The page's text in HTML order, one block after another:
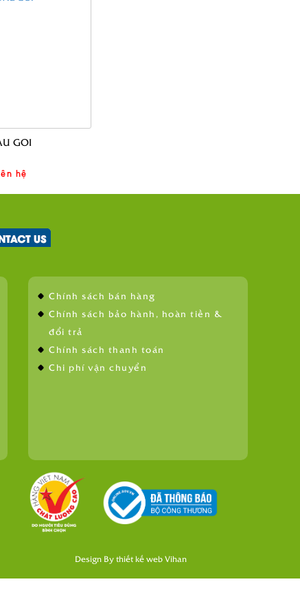
GOI
hệ
Chính sách bán hàng
Chính sách bảo hành, hoàn tiền &
đổi trả
Chính sách thanh toán
Chi phí vận chuyển
Design Bythiết kế webVihan